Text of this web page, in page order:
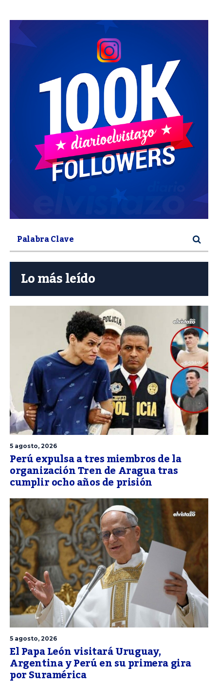
Lo más leído
5 agosto, 2026
Perú expulsa a tres miembros de la
organización Tren de Aragua tras
cumplir ocho años de prisión
5 agosto, 2026
El Papa León visitará Uruguay,
Argentina y Perú en su primera gira
por Suramérica